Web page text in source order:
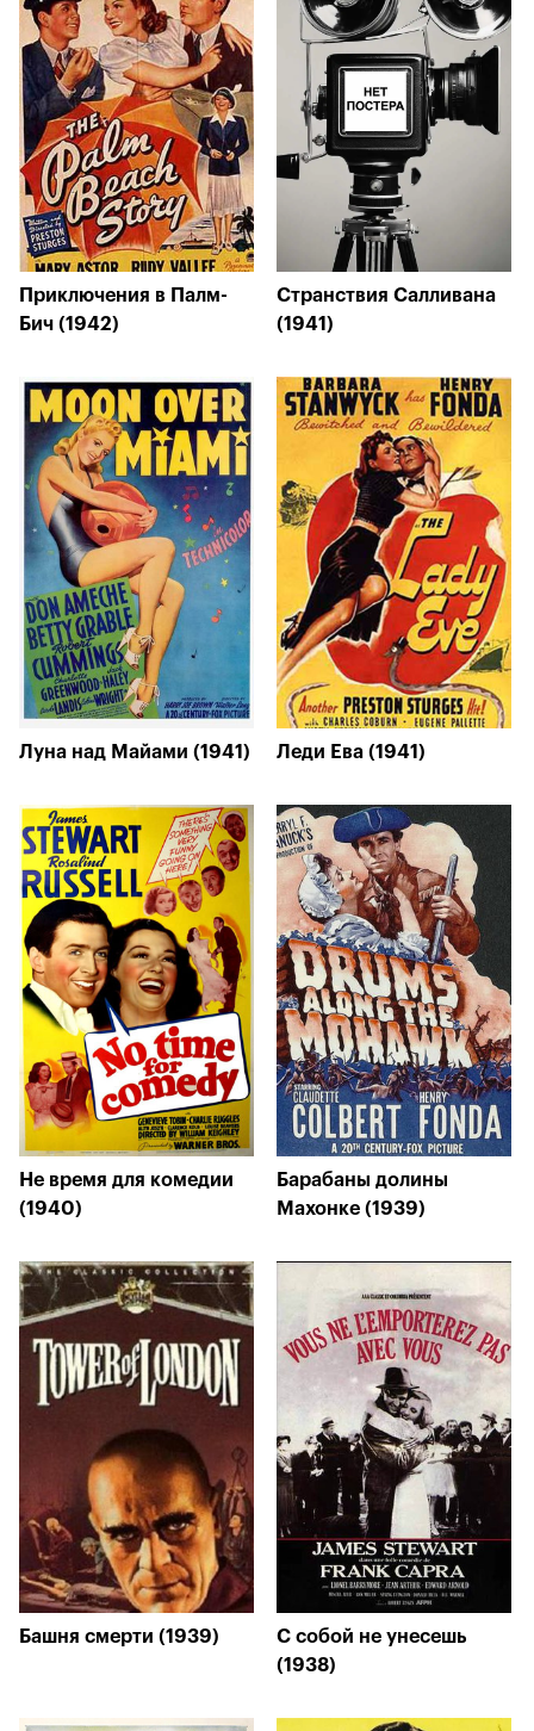
Приключения в Палм-
Бич (1942)
Странствия Салливана
(1941)
Луна над Майами (1941) Леди Ева (1941)
Не время для комедии
(1940)
Барабаны долины
Махонке (1939)
Башня смерти (1939)
С собой не унесешь
(1938)